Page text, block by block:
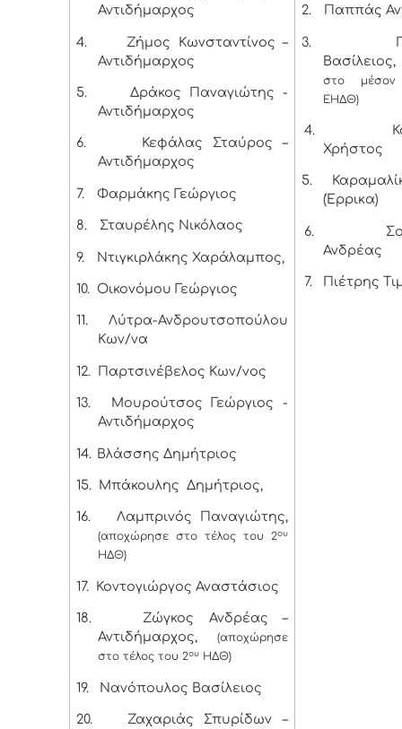
Αντιδήμαρχος
4.
Ζήμος Κωνσταντίνος –
Αντιδήμαρχος
5.
Δράκος Παναγιώτης -
Αντιδήμαρχος
6.
Κεφάλας Σταύρος –
Αντιδήμαρχος
7. Φαρμάκης Γεώργιος
8. Σταυρέλης Νικόλαος
9. Ντιγκιρλάκης Χαράλαμπος,
10. Οικονόμου Γεώργιος
11.
Λύτρα-Ανδρουτσοπούλου
Κων/να
12. Παρτσινέβελος Κων/νος
13.
Μουρούτσος Γεώργιος -
Αντιδήμαρχος
14. Βλάσσης Δημήτριος
15. Μπάκουλης Δημήτριος,
16. Λαμπρινός Παναγιώτης,
(αποχώρησε στο τέλος του 2ου
ΗΔΘ)
17. Κοντογιώργος Αναστάσιος
18.
Ζώγκος Ανδρέας –
Αντιδήμαρχος, (αποχώρησε
στο τέλος του 2ου ΗΔΘ)
19. Νανόπουλος Βασίλειος
20. Ζαχαριάς Σπυρίδων –
2. Παππάς
3.
Βασίλειος,
στο
ΕΗΔΘ)
4.
Χρήστος
5.
(Έρρικα)
6.
Ανδρέας
7. Πιέτρης